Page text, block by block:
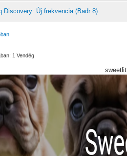
Discovery: Új frekvencia (Badr 8)
1 Vendég